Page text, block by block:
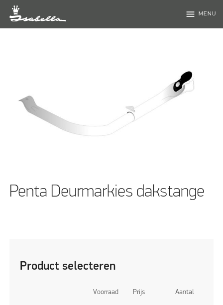
menu MENU
Penta Deurmarkies dakstange
Product selecteren
Voorraad Prijs Aantal